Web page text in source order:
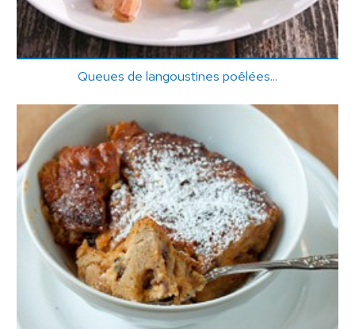
Queues de langoustines poêlées...